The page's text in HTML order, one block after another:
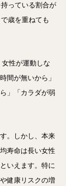
っている割合が
歳を重ねても
性が運動しな
間が無いから」
」「カラダが弱
。しかし、本来
寿命は長い女性
いえます。特に
健康リスクの増